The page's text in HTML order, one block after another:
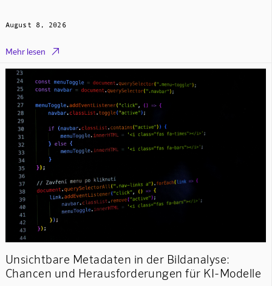
August 8, 2026
Mehr lesen 
Unsichtbare Metadaten in der Bildanalyse:
Chancen und Herausforderungen für KI-Modelle